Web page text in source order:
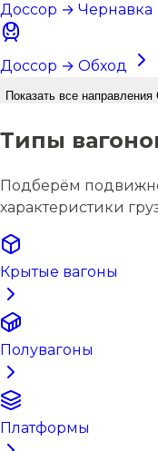
Доссор → Чернавка
Доссор → Обход
Показать все направления
Типы
Подберём
характеристики
Крытые вагоны
Полувагоны
Платформы